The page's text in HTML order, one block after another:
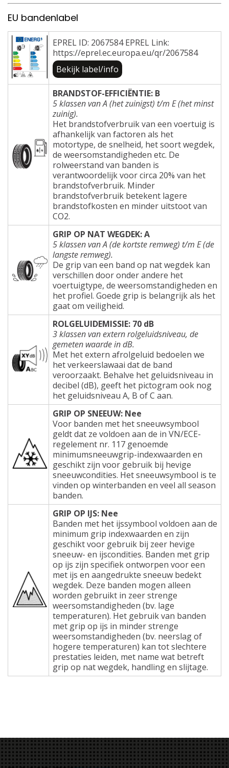
EU bandenlabel
EPREL ID: 2067584 EPREL Link:
https://eprel.ec.europa.eu/qr/2067584
Bekijk label/info
BRANDSTOF-EFFICIËNTIE: B
5 klassen van A (het zuinigst) t/m E (het minst
zuinig).
Het brandstofverbruik van een voertuig is
afhankelijk van factoren als het
motortype, de snelheid, het soort wegdek,
de weersomstandigheden etc. De
rolweerstand van banden is
verantwoordelijk voor circa 20% van het
brandstofverbruik. Minder
brandstofverbruik betekent lagere
brandstofkosten en minder uitstoot van
CO2.
GRIP OP NAT WEGDEK: A
5 klassen van A (de kortste remweg) t/m E (de
langste remweg).
De grip van een band op nat wegdek kan
verschillen door onder andere het
voertuigtype, de weersomstandigheden en
het profiel. Goede grip is belangrijk als het
gaat om veiligheid.
ROLGELUIDEMISSIE: 70 dB
3 klassen van extern rolgeluidsniveau, de
gemeten waarde in dB.
Met het extern afrolgeluid bedoelen we
het verkeerslawaai dat de band
veroorzaakt. Behalve het geluidsniveau in
decibel (dB), geeft het pictogram ook nog
het geluidsniveau A, B of C aan.
GRIP OP SNEEUW: Nee
Voor banden met het sneeuwsymbool
geldt dat ze voldoen aan de in VN/ECE-
regelement nr. 117 genoemde
minimumsneeuwgrip-indexwaarden en
geschikt zijn voor gebruik bij hevige
sneeuwcondities. Het sneeuwsymbool is te
vinden op winterbanden en veel all season
banden.
GRIP OP IJS: Nee
Banden met het ijssymbool voldoen aan de
minimum grip indexwaarden en zijn
geschikt voor gebruik bij zeer hevige
sneeuw- en ijscondities. Banden met grip
op ijs zijn specifiek ontworpen voor een
met ijs en aangedrukte sneeuw bedekt
wegdek. Deze banden mogen alleen
worden gebruikt in zeer strenge
weersomstandigheden (bv. lage
temperaturen). Het gebruik van banden
met grip op ijs in minder strenge
weersomstandigheden (bv. neerslag of
hogere temperaturen) kan tot slechtere
prestaties leiden, met name wat betreft
grip op nat wegdek, handling en slijtage.